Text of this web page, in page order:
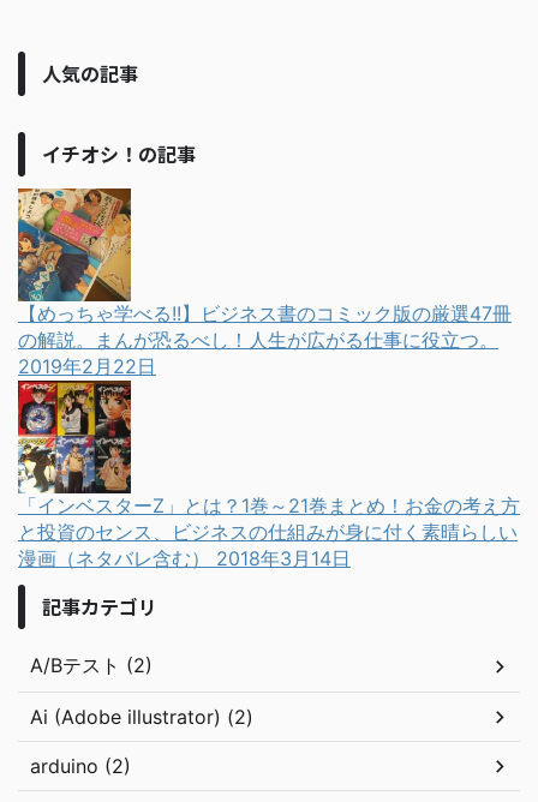
人気の記事
イチオシ！の記事
【めっちゃ学べる!!】ビジネス書のコミック版の厳選47冊
の解説。まんが恐るべし！人生が広がる仕事に役立つ。
2019年2月22日
「インベスターZ」とは？1巻～21巻まとめ！お金の考え方
と投資のセンス、ビジネスの仕組みが身に付く素晴らしい
漫画（ネタバレ含む） 2018年3月14日
記事カテゴリ
A/Bテスト (2)
Ai (Adobe illustrator) (2)
arduino (2)